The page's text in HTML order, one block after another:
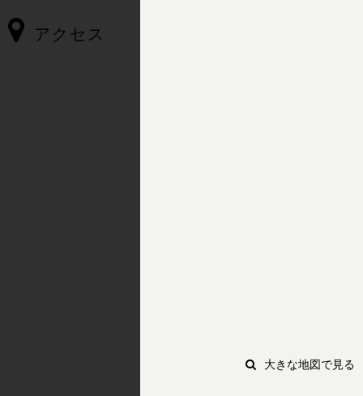
アクセス
大きな地図で見る